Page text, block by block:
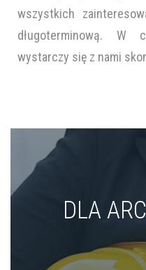
wszystkich
długoterminową. W
wystarczy się z nami
DLA